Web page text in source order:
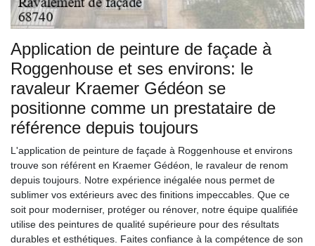
Application de peinture de façade à
Roggenhouse et ses environs: le
ravaleur Kraemer Gédéon se
positionne comme un prestataire de
référence depuis toujours
L'application de peinture de façade à Roggenhouse et environs
trouve son référent en Kraemer Gédéon, le ravaleur de renom
depuis toujours. Notre expérience inégalée nous permet de
sublimer vos extérieurs avec des finitions impeccables. Que ce
soit pour moderniser, protéger ou rénover, notre équipe qualifiée
utilise des peintures de qualité supérieure pour des résultats
durables et esthétiques. Faites confiance à la compétence de son